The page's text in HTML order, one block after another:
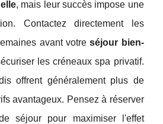
, mais leur succès impose une
Contactez directement les
avant votreséjour bien-
les créneaux spa privatif.
offrent généralement plus de
avantageux. Pensez à réserver
séjour pour maximiser l'effet